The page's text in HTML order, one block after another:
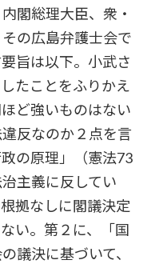
閣総理大臣、衆・
の広島弁護士会で
旨は以下。小武さ
たことをふりかえ
ど強いものはない
反なのか２点を言
の原理」（憲法73
主義に反してい
拠なしに閣議決定
い。第２に、「国
議決に基づいて、